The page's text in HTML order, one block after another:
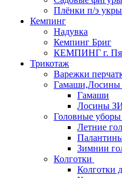
Плёнки п/э
Кемпинг
Надувка
Кемпинг Бриг
КЕМПИНГ г.
Трикотаж
Варежки
Гамаши
Лосины
Головные уборы
Летние
Зимнии
Колготки
Колготки